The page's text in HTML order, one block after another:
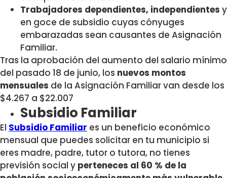
Trabajadores dependientes, independientes y
en goce de subsidio cuyas cónyuges
embarazadas sean causantes de Asignación
Familiar.
Tras la aprobación del aumento del salario mínimo
del pasado 18 de junio, los nuevos montos
mensuales de la Asignación Familiar van desde los
$4.267 a $22.007
Subsidio Familiar
El Subsidio Familiar es un beneficio económico
mensual que puedes solicitar en tu municipio si
eres madre, padre, tutor o tutora, no tienes
previsión social y perteneces al 60 % de la